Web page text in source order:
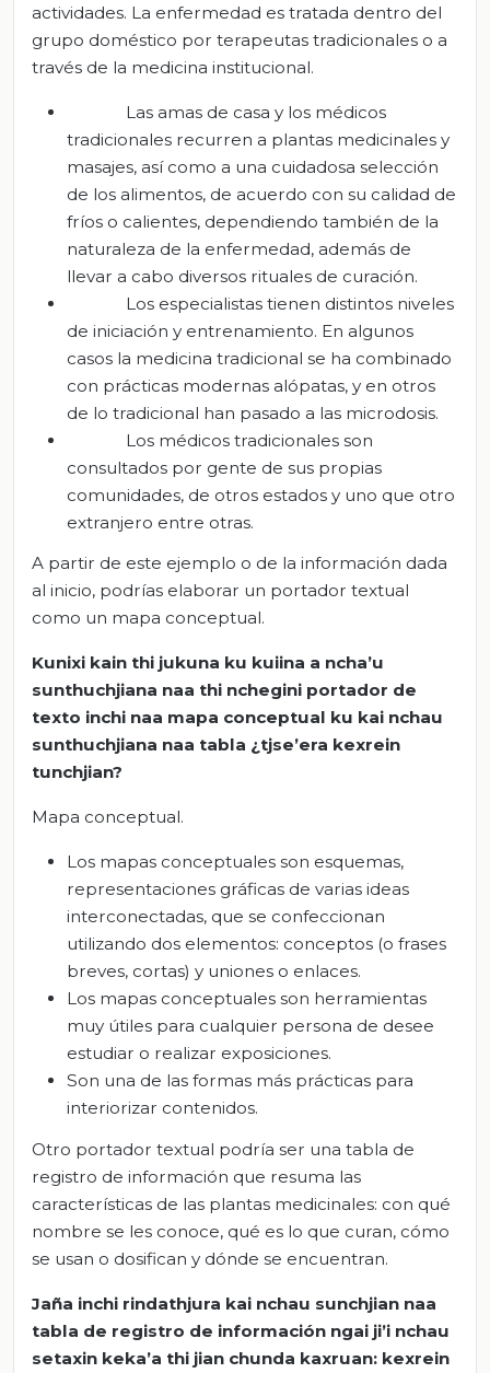
actividades. La enfermedad es tratada dentro del
grupo doméstico por terapeutas tradicionales o a
través de la medicina institucional.
Las amas de casa y los médicos
tradicionales recurren a plantas medicinales y
masajes, así como a una cuidadosa selección
de los alimentos, de acuerdo con su calidad de
fríos o calientes, dependiendo también de la
naturaleza de la enfermedad, además de
llevar a cabo diversos rituales de curación.
Los especialistas tienen distintos niveles
de iniciación y entrenamiento. En algunos
casos la medicina tradicional se ha combinado
con prácticas modernas alópatas, y en otros
de lo tradicional han pasado a las microdosis.
Los médicos tradicionales son
consultados por gente de sus propias
comunidades, de otros estados y uno que otro
extranjero entre otras.
A partir de este ejemplo o de la información dada
al inicio, podrías elaborar un portador textual
como un mapa conceptual.
Kunixi kain thi jukuna ku kuiina a ncha’u
sunthuchjiana naa thi nchegini portador de
texto inchi naa mapa conceptual ku kai nchau
sunthuchjiana naa tabla ¿ tjse’era kexrein
tunchjian?
Mapa conceptual.
Los mapas conceptuales son esquemas,
representaciones gráficas de varias ideas
interconectadas, que se confeccionan
utilizando dos elementos: conceptos (o frases
breves, cortas) y uniones o enlaces.
Los mapas conceptuales son herramientas
muy útiles para cualquier persona de desee
estudiar o realizar exposiciones.
Son una de las formas más prácticas para
interiorizar contenidos.
Otro portador textual podría ser una tabla de
registro de información que resuma las
características de las plantas medicinales: con qué
nombre se les conoce, qué es lo que curan, cómo
se usan o dosifican y dónde se encuentran.
Jaña inchi rindathjura kai nchau sunchjian naa
tabla de registro de información ngai ji’i nchau
setaxin keka’a thi jian chunda kaxruan: kexrein